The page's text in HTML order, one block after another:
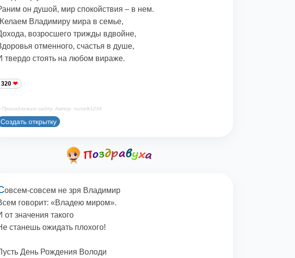
он душой, мир спокойствия – в нем.
Владимиру мира в семье,
возросшего трижды вдвойне,
отменного, счастья в душе,
твердо стоять на любом вираже.
320
Принадлежит сайту. Автор: nurselk1234
Создать открытку
овсем-совсем не зря Владимир
говорит: «Владею миром».
от значения такого
станешь ожидать плохого!
День Рождения Володи